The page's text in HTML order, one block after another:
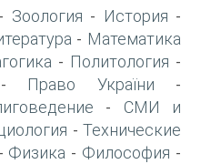
- Зоология - История -
- Математика
- Политология -
Право України -
- СМИ и
- Технические
Физика - Философия -